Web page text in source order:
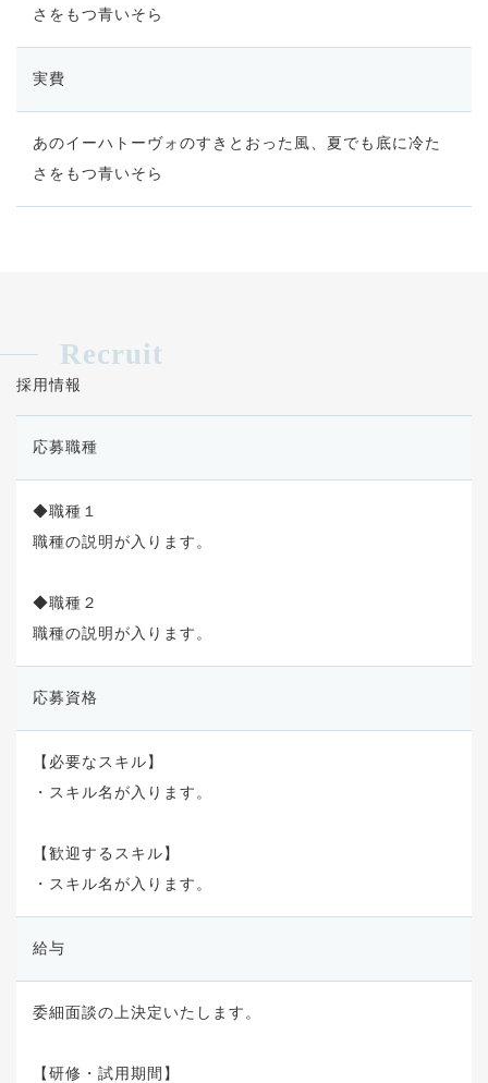
さをもつ青いそら
実費
あのイーハトーヴォのすきとおった風、夏でも底に冷た
さをもつ青いそら
Recruit
採用情報
応募職種
◆職種１
職種の説明が入ります。
◆職種２
職種の説明が入ります。
応募資格
【必要なスキル】
・スキル名が入ります。
【歓迎するスキル】
・スキル名が入ります。
給与
委細面談の上決定いたします。
【研修・試用期間】